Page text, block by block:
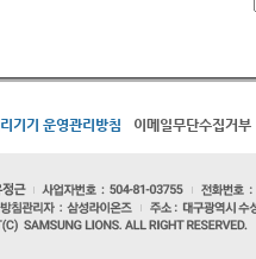
기기 운영관리방침 이메일무단수집거부